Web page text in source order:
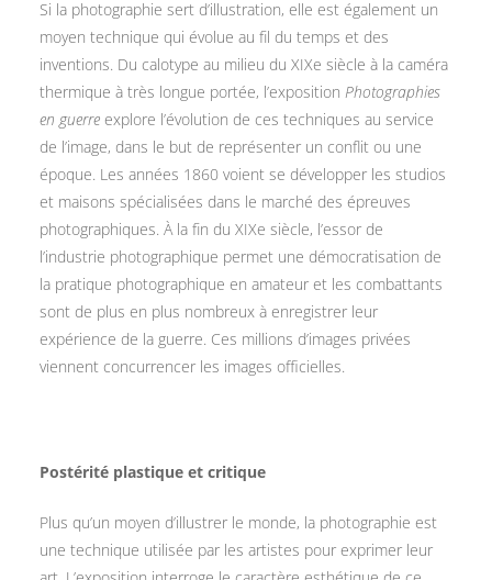
Si la photographie sert d’illustration, elle est également un
moyen technique qui évolue au fil du temps et des
inventions. Du calotype au milieu du XIXe siècle à la caméra
thermique à très longue portée, l’exposition Photographies
en guerre explore l’évolution de ces techniques au service
de l’image, dans le but de représenter un conflit ou une
époque. Les années 1860 voient se développer les studios
et maisons spécialisées dans le marché des épreuves
photographiques. À la fin du XIXe siècle, l’essor de
l’industrie photographique permet une démocratisation de
la pratique photographique en amateur et les combattants
sont de plus en plus nombreux à enregistrer leur
expérience de la guerre. Ces millions d’images privées
viennent concurrencer les images officielles.
Postérité plastique et critique
Plus qu’un moyen d’illustrer le monde, la photographie est
une technique utilisée par les artistes pour exprimer leur